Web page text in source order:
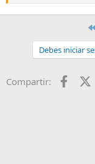
buen Bazoka jaaaa
Debes iniciar
Compartir: